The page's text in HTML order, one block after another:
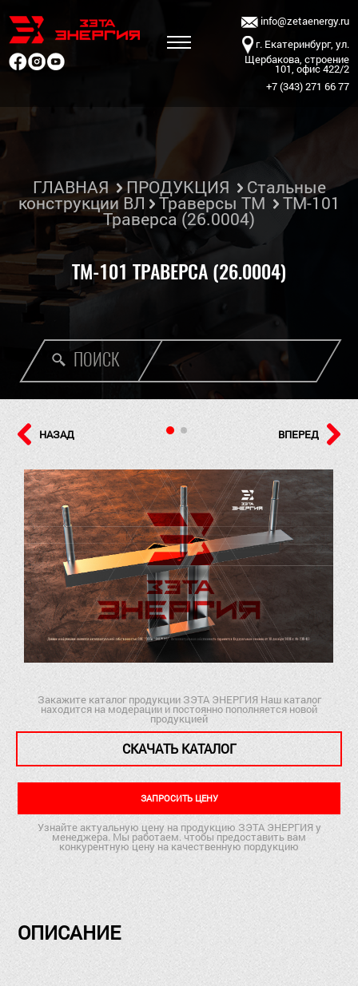
info@zetaenergy.ru
г. Екатеринбург, ул.
Щербакова, строение
101, офис 422/2
+7 (343) 271 66 77
ПОИСК
ГЛАВНАЯ ПРОДУКЦИЯ Стальные
конструкции ВЛ Траверсы ТМ ТМ-101
Траверса (26.0004)
ТМ-101 ТРАВЕРСА (26.0004)
НАЗАД ВПЕРЕД
Закажите каталог продукции ЗЭТА ЭНЕРГИЯ Наш каталог
находится на модерации и постоянно пополняется новой
продукцией
СКАЧАТЬ КАТАЛОГ
ЗАПРОСИТЬ ЦЕНУ
Узнайте актуальную цену на продукцию ЗЭТА ЭНЕРГИЯ у
менеджера. Мы работаем. чтобы предоставить вам
конкурентную цену на качественную пордукцию
ОПИСАНИЕ